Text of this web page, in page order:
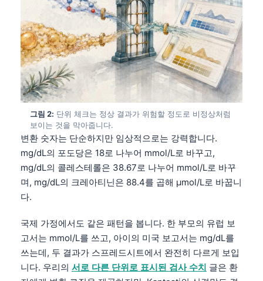
그림 2: 단위 체크는 정상 결과가 위험할 정도로 비정상처럼
보이는 것을 막아줍니다.
변환 숫자는 단순하지만 임상적으로는 강력합니다.
mg/dL의 포도당은 18로 나누어 mmol/L로 바꾸고,
mg/dL의 콜레스테롤은 38.67로 나누어 mmol/L로 바꾸
며, mg/dL의 크레아티닌은 88.4를 곱해 µmol/L로 바꿉니
다.
국제 가정에서도 같은 패턴을 봅니다. 한 부모의 유럽 보
고서는 mmol/L를 쓰고, 아이의 미국 보고서는 mg/dL를
쓰는데, 두 결과가 스프레드시트에서 완전히 다르게 보입
니다. 우리의 서로 다른 단위로 표시된 검사 수치 글은 환